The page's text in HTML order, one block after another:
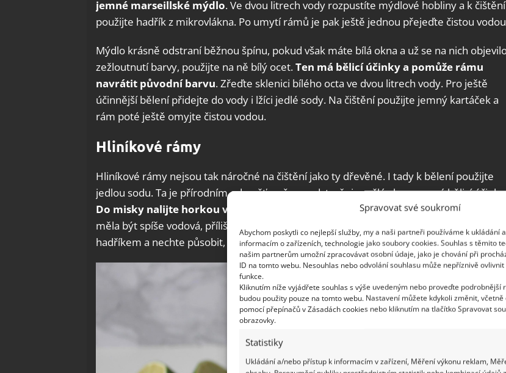
Spravovat své soukromí
Abychom poskytli co nejlepší služby, my a naši partneři používáme k ukládání
informacím o zařízeních, technologie jako soubory cookies. Souhlas s těmito
našim partnerům umožní zpracovávat osobní údaje, jako je chování při
ID na tomto webu. Nesouhlas nebo odvolání souhlasu může nepříznivě
funkce.
Kliknutím níže vyjádřete souhlas s výše uvedeným nebo proveďte podrobnější
budou použity pouze na tomto webu. Nastavení můžete kdykoli změnit, včetně
pomocí přepínačů v Zásadách cookies nebo kliknutím na tlačítko Spravovat
obrazovky.
Statistiky
Ukládání a/nebo přístup k informacím v zařízení, Měření výkonu reklam,
jemné marseillské mýdlo. Ve dvou litrech vody rozpustíte mýdlové hobliny a k čištění
použijte hadřík z mikrovlákna. Po umytí rámů je pak ještě jednou přejeďte čistou
Mýdlo krásně odstraní běžnou špínu, pokud však máte bílá okna a už se na nich
zežloutnutí barvy, použijte na ně bílý ocet.Ten má bělicí účinky a pomůže rámu
navrátit původní barvu. Zřeďte sklenici bílého octa ve dvou litrech vody. Pro ještě
účinnější bělení přidejte do vody i lžíci jedlé sody. Na čištění použijte jemný kartáček a
rám poté ještě omyjte čistou vodou.
Hliníkové rámy
Hliníkové rámy nejsou tak náročné na čištění jako ty dřevěné. I tady k bělení použijte
jedlou sodu. Ta je přírodním odmašťovačem, odstraňuje zašlé skvrny a má bělicí
Do misky nalijte horkou vodu a smíchejte
4 lžíce jedlé sody. Výsledná pasta by
měla být spíše vodová, příliš hrubá konzistence by mohla rám poškrábat. Naneste ji
hadříkem a nechte působit, poté ji smyjte čistou vodou.